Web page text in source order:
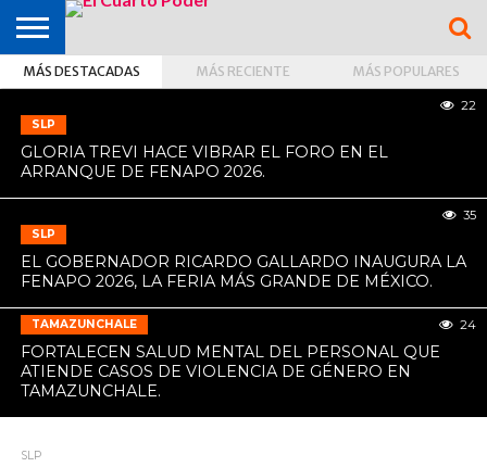
OPINIÓN
TAMAZUNCHALE
SAN MARTÍN
MATLAPA
AXTLA DE
XILITLA
ZONA
SLP
ZONA
ZONA
ALTIPLANO
TAMAULIPAS
CULTURA
HIDALGO
INTERNACIONAL
NACIONAL
DEPORTES
MÁS DESTACADAS MÁS RECIENTE MÁS POPULARES
PANTEÓN.
22
SLP
GLORIA TREVI HACE VIBRAR EL FORO EN EL
ARRANQUE DE FENAPO 2026.
22
SLP
EL GOBERNADOR RICARDO GALLARDO INAUGURA LA
FENAPO 2026, LA FERIA MÁS GRANDE DE MÉXICO.
35
TAMAZUNCHALE
FORTALECEN SALUD MENTAL DEL PERSONAL QUE
ATIENDE CASOS DE VIOLENCIA DE GÉNERO EN
TAMAZUNCHALE.
24
SLP